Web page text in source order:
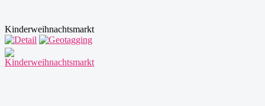
Kinderweihnachtsmarkt